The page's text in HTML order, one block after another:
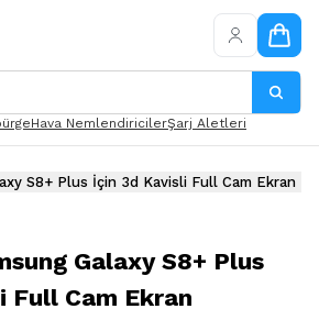
Hava NemlendiricilerŞarj Aletleri
S8+ Plus İçin 3d Kavisli Full Cam Ekran
Galaxy S8+ Plus
Full Cam Ekran